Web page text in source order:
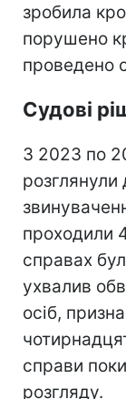
зробила
порушено
проведено
Судові
З 2023 по
розглянули
проходили
справах
ухвалив
осіб,
справи
розгляду.